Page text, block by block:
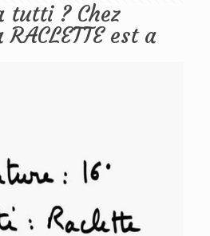
tutti ? Chez
est a